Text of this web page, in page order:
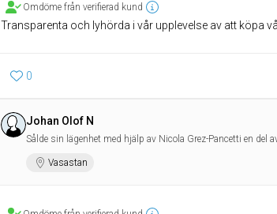
Omdöme från verifierad kund
Transparenta och lyhörda i vår upplevelse av att köpa
0
Johan Olof N
Sålde sin lägenhet med hjälp av Nicola Grez-Pancetti en del
Vasastan